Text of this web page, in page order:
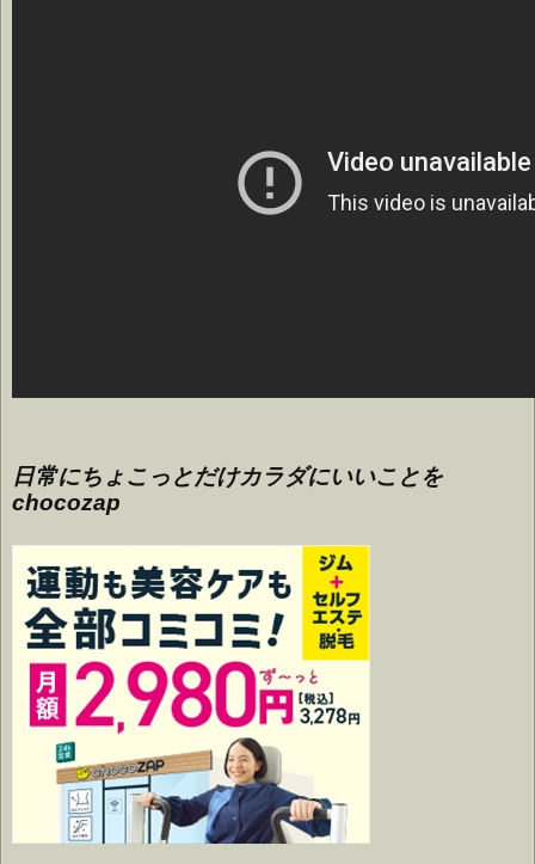
日常にちょこっとだけカラダにいいことを
chocozap